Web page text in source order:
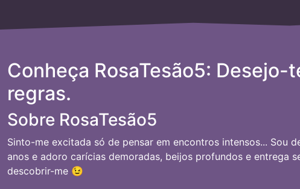
Conheça RosaTesão5: Desejo-
regras.
Sobre RosaTesão5
Sinto-me excitada só de pensar em encontros intensos... Sou
anos e adoro carícias demoradas, beijos profundos e entrega
descobrir-me 😉